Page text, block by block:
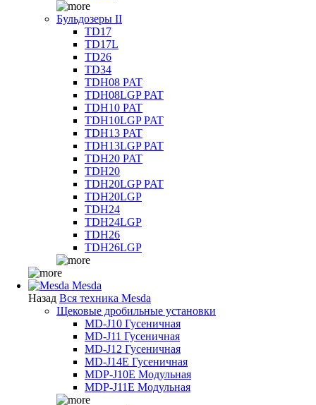
Бульдозеры II
TD17
TD17L
TD26
TD34
TDH08 PAT
TDH08LGP PAT
TDH10 PAT
TDH10LGP PAT
TDH13 PAT
TDH13LGP PAT
TDH20 PAT
TDH20
TDH20LGP PAT
TDH20LGP
TDH24
TDH24LGP
TDH26
TDH26LGP
Mesda
Назад Вся техника Mesda
Щековые дробильные установки
MD-J10 Гусеничная
MD-J11 Гусеничная
MD-J12 Гусеничная
MD-J14E Гусеничная
MDP-J10E Модульная
MDP-J11E Модульная